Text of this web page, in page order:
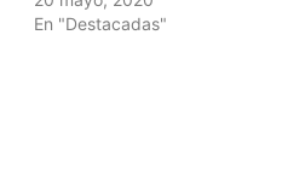
En "Destacadas"